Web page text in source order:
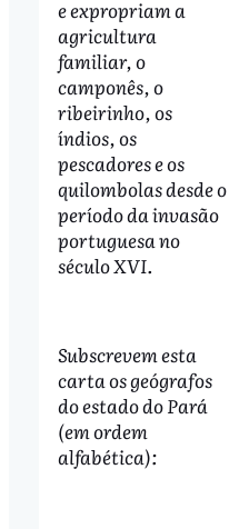
e expropriam a
agricultura
familiar, o
camponês, o
ribeirinho, os
índios, os
pescadores e os
quilombolas desde o
período da invasão
portuguesa no
século XVI.
Subscrevem esta
carta os geógrafos
do estado do Pará
(em ordem
alfabética):